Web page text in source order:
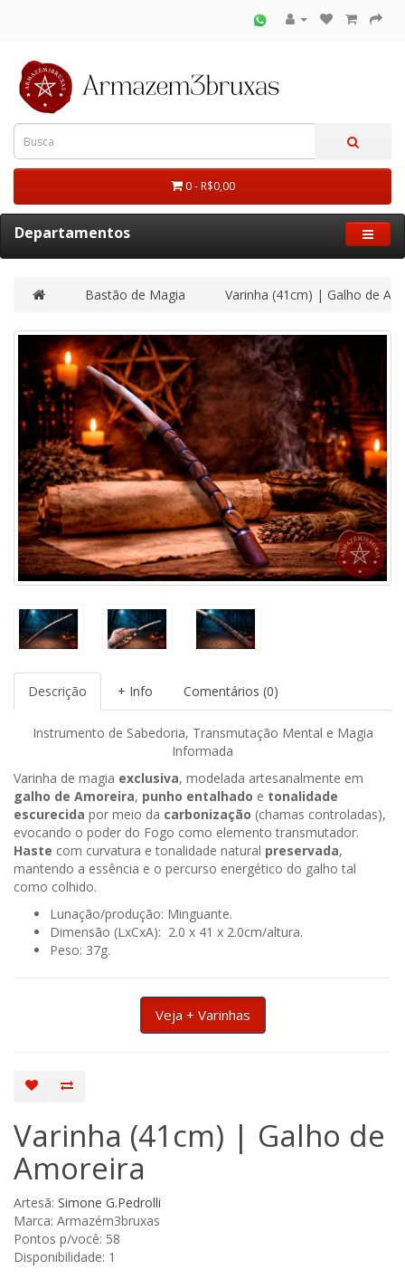
0 - R$0,00
Departamentos
Bastão de Magia Varinha (41cm) | Galho de
Descrição + Info Comentários (0)
Instrumento de Sabedoria, Transmutação Mental e Magia
Informada
Varinha de magia exclusiva, modelada artesanalmente em
galho de Amoreira, punho entalhado e tonalidade
escurecida por meio da carbonização (chamas controladas),
evocando o poder do Fogo como elemento transmutador.
Haste com curvatura e tonalidade natural preservada,
mantendo a essência e o percurso energético do galho tal
como colhido.
Lunação/produção: Minguante.
Dimensão (LxCxA): 2.0 x 41 x 2.0cm/altura.
Peso: 37g.
Veja + Varinhas
Varinha (41cm) | Galho de
Amoreira
Artesã: Simone G.Pedrolli
Marca: Armazém3bruxas
Pontos p/você: 58
Disponibilidade: 1